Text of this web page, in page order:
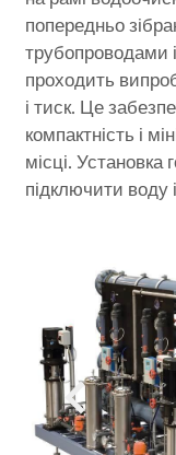
попередньо
трубопроводами
проходить
і тиск. Це
компактність і
місці. Установка
підключити воду